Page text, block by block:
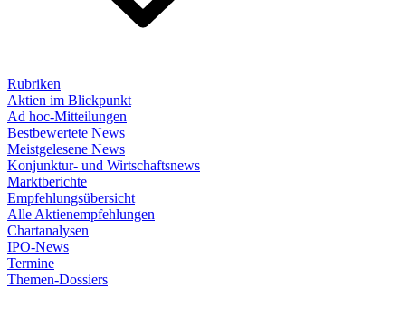
Rubriken
Aktien im Blickpunkt
Ad hoc-Mitteilungen
Bestbewertete News
Meistgelesene News
Konjunktur- und Wirtschaftsnews
Marktberichte
Empfehlungsübersicht
Alle Aktienempfehlungen
Chartanalysen
IPO-News
Termine
Themen-Dossiers